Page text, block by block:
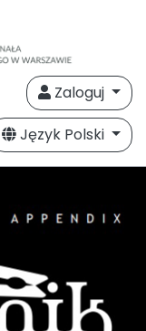
Zaloguj
Język Polski